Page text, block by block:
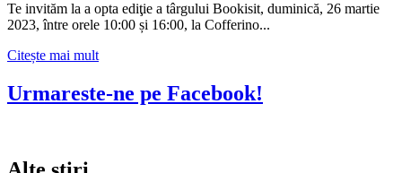
Te invităm la a opta ediţie a târgului Bookisit, duminică, 26 martie
2023, între orele 10:00 și 16:00, la Cofferino...
Citește mai multCitește
despre
Urmareste-ne pe Facebook!